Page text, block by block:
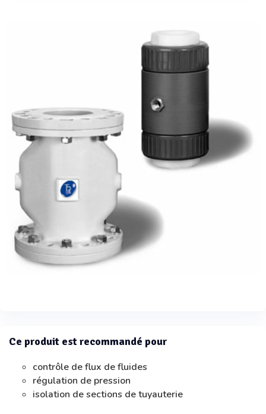
Ce produit est recommandé pour
contrôle de flux de fluides
régulation de pression
isolation de sections de tuyauterie